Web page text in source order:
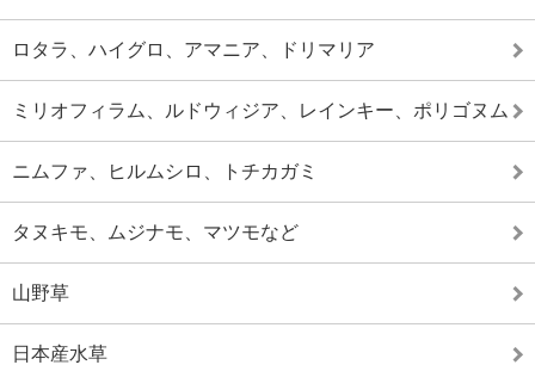
ロタラ、ハイグロ、アマニア、ドリマリア
ミリオフィラム、ルドウィジア、レインキー、ポリゴヌム
ニムファ、ヒルムシロ、トチカガミ
タヌキモ、ムジナモ、マツモなど
山野草
日本産水草